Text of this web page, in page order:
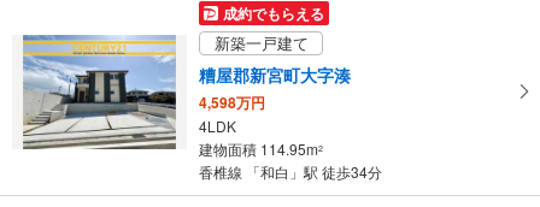
イ
ペ
ー
ジ
に
存
成約でもらえる
新築一戸建て
糟屋郡新宮町大字湊
4,598万円
4LDK
建物面積 114.95m2
香椎線 「和白」駅 徒歩34分